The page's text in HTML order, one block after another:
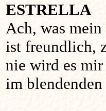
ESTRELLA
Ach, was mein
ist freundlich,
nie wird es mir
im